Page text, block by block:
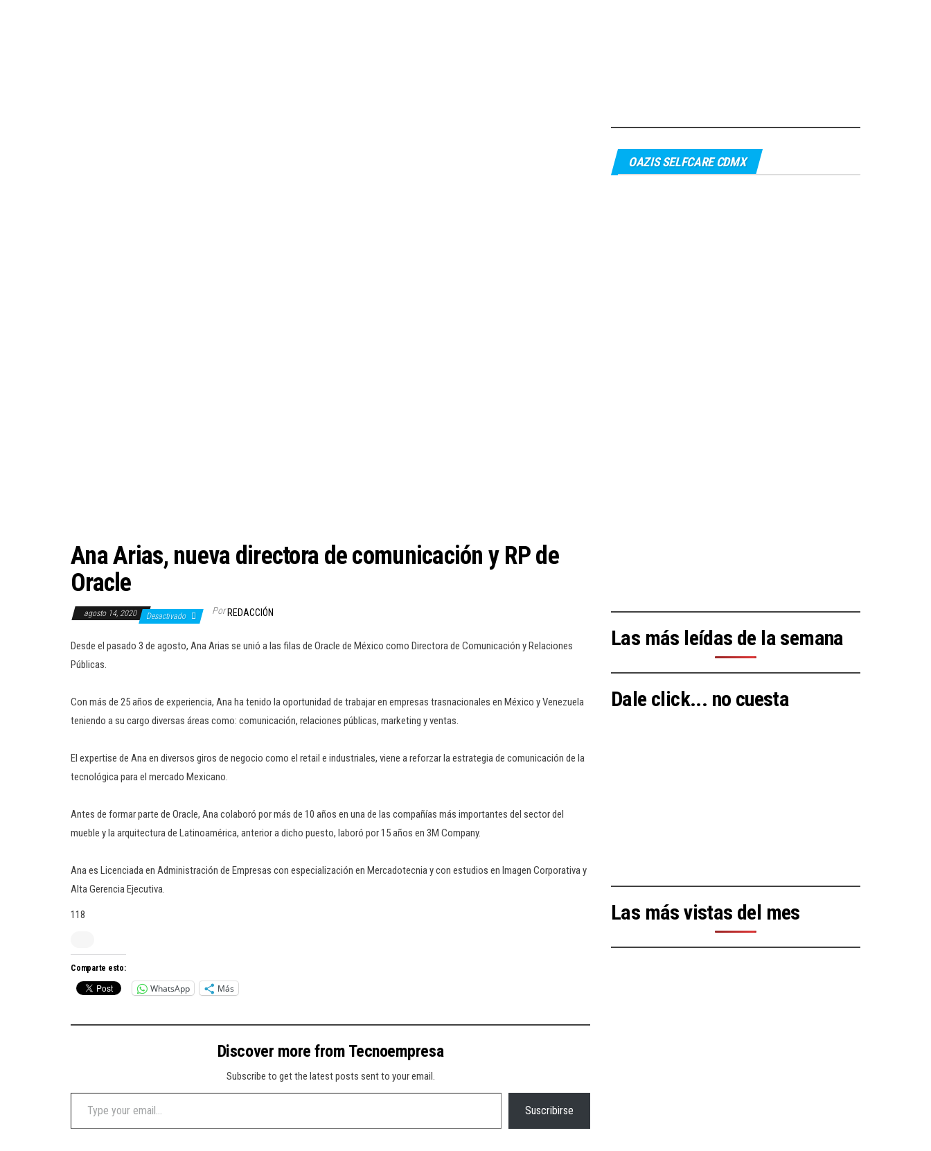
Ana Arias, nueva directora de comunicación y RP de
Oracle
agosto 14, 2020 Desactivado Por REDACCIÓN
Desde el pasado 3 de agosto, Ana Arias se unió a las filas de Oracle de México como Directora de Comunicación y Relaciones
Públicas.
Con más de 25 años de experiencia, Ana ha tenido la oportunidad de trabajar en empresas trasnacionales en México y Venezuela
teniendo a su cargo diversas áreas como: comunicación, relaciones públicas, marketing y ventas.
El expertise de Ana en diversos giros de negocio como el retail e industriales, viene a reforzar la estrategia de comunicación de la
tecnológica para el mercado Mexicano.
Antes de formar parte de Oracle, Ana colaboró por más de 10 años en una de las compañías más importantes del sector del
mueble y la arquitectura de Latinoamérica, anterior a dicho puesto, laboró por 15 años en 3M Company.
Ana es Licenciada en Administración de Empresas con especialización en Mercadotecnia y con estudios en Imagen Corporativa y
Alta Gerencia Ejecutiva.
118
Comparte esto:
WhatsApp Más
Discover more from Tecnoempresa
Subscribe to get the latest posts sent to your email.
Type your email…
Suscribirse
OAZIS SELFCARE CDMX
Las más leídas de la semana
Dale click... no cuesta
Las más vistas del mes